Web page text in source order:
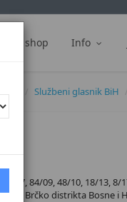
Web shop Info
Službeni glasnik BiH
07, 84/09, 48/10, 18/13, 8/
Brčko distrikta Bosne i